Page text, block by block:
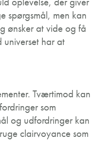
spørgsmål, men kan
ønsker at vide og få
universet har at
Tværtimod kan
som
og udfordringer kan
clairvoyance som